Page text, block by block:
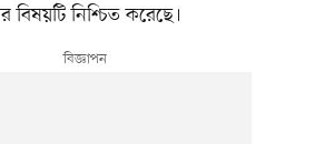
বিষয়টি নিশ্চিত করেছে।